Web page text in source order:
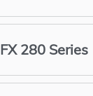
FX 280 Series